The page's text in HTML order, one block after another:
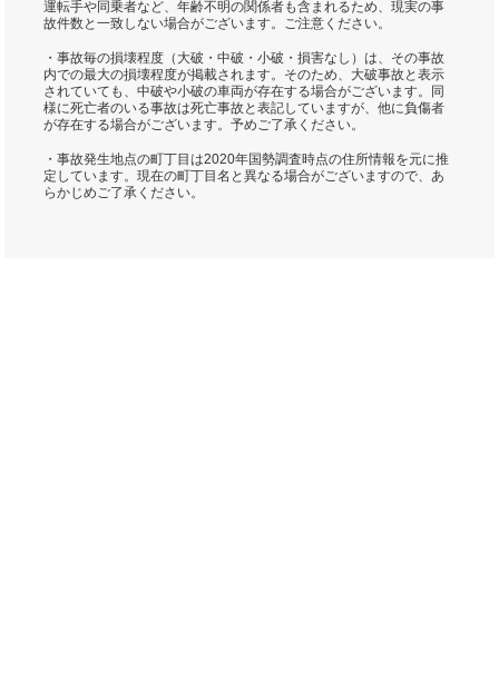
運転手や同乗者など、年齢不明の関係者も含まれるため、現実の事
故件数と一致しない場合がございます。ご注意ください。
・事故毎の損壊程度（大破・中破・小破・損害なし）は、その事故
内での最大の損壊程度が掲載されます。そのため、大破事故と表示
されていても、中破や小破の車両が存在する場合がございます。同
様に死亡者のいる事故は死亡事故と表記していますが、他に負傷者
が存在する場合がございます。予めご了承ください。
・事故発生地点の町丁目は2020年国勢調査時点の住所情報を元に推
定しています。現在の町丁目名と異なる場合がございますので、あ
らかじめご了承ください。